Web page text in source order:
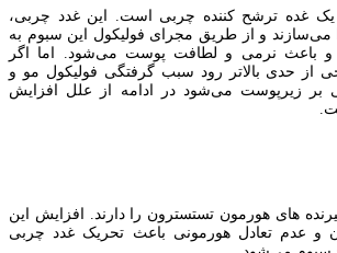
یک غده ترشح کننده چربی است. این غدد چربی،
و از طریق مجرای فولیکول این سبوم به
نرمی و لطافت پوست می‌شود. اما اگر
از حدی بالاتر رود سبب گرفتگی فولیکول مو و
بر زیرپوست می‌شود در ادامه از علل افزایش
های هورمون تستسترون را دارند. افزایش این
و عدم تعادل هورمونی باعث تحریک غدد چربی